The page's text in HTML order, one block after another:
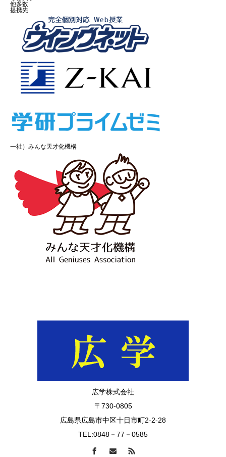
他多数
提携先
一社）みんな天才化機構
広学株式会社
〒730-0805
広島県広島市中区十日市町2-2-28
TEL:0848－77－0585